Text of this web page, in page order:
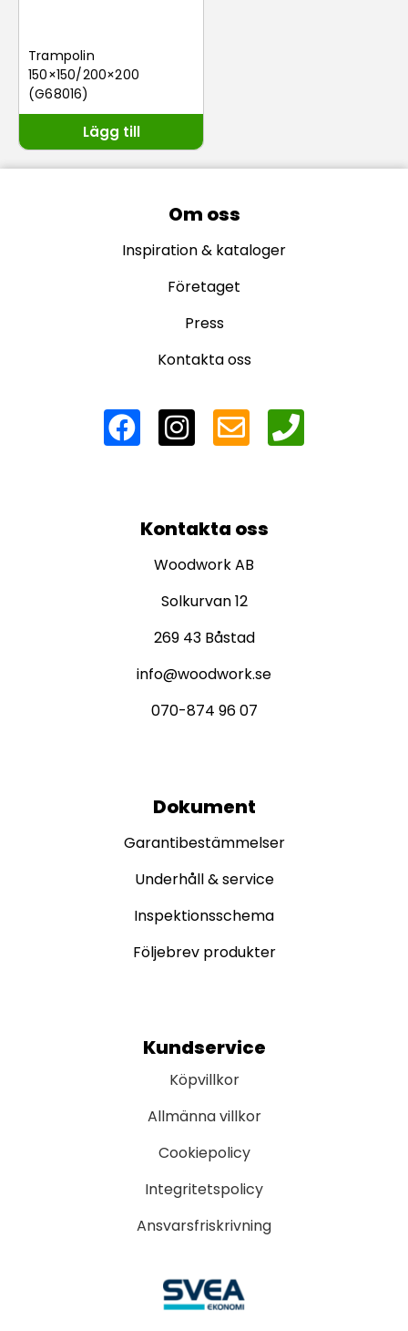
Trampolin
150×150/200×200
(G68016)
Lägg till
Om oss
Inspiration & kataloger
Företaget
Press
Kontakta oss
Kontakta oss
Woodwork AB
Solkurvan 12
269 43 Båstad
info@woodwork.se
070-874 96 07
Dokument
Garantibestämmelser
Underhåll & service
Inspektionsschema
Följebrev produkter
Kundservice
Köpvillkor
Allmänna villkor
Cookiepolicy
Integritetspolicy
Ansvarsfriskrivning